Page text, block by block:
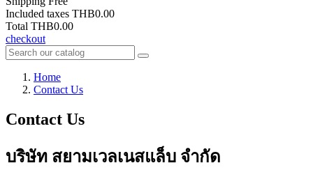
Included taxes THB0.00
Total THB0.00
checkout
Home
Contact Us
Contact Us
บริษัท สยามเวลเนสแล็บ จำกัด